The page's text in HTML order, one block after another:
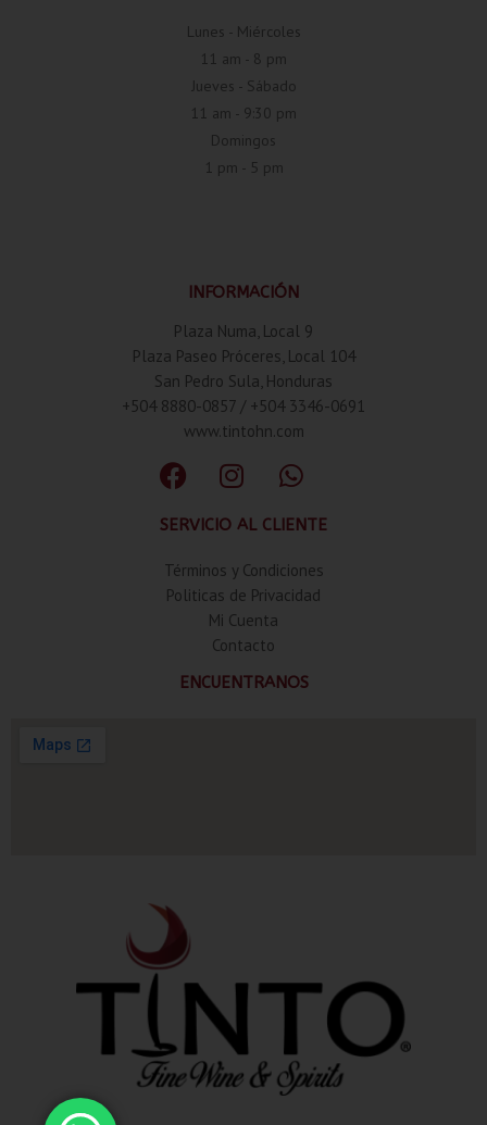
Lunes - Miércoles
11 am - 8 pm
Jueves - Sábado
11 am - 9:30 pm
Domingos
1 pm - 5 pm
INFORMACIÓN
Plaza Numa, Local 9
Plaza Paseo Próceres, Local 104
San Pedro Sula, Honduras
+504 8880-0857 / +504 3346-0691
www.tintohn.com
SERVICIO AL CLIENTE
Términos y Condiciones
Politicas de Privacidad
Mi Cuenta
Contacto
ENCUENTRANOS